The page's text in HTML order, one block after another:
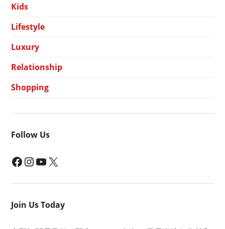
Kids
Lifestyle
Luxury
Relationship
Shopping
Follow Us
Facebook InstagramYouTube X
Join Us Today